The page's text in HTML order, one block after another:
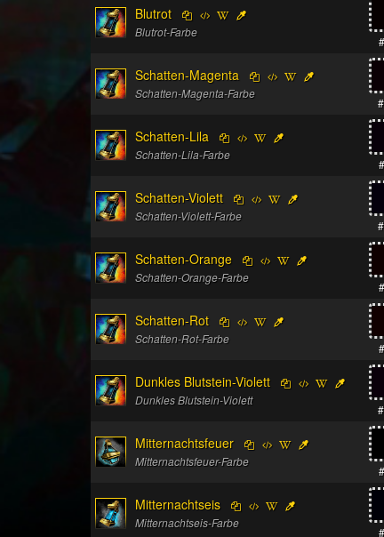
Blutrot
Blutrot-Farbe
Schatten-Magenta
Schatten-Magenta-Farbe
Schatten-Lila
Schatten-Lila-Farbe
Schatten-Violett
Schatten-Violett-Farbe
Schatten-Orange
Schatten-Orange-Farbe
Schatten-Rot
Schatten-Rot-Farbe
Dunkles Blutstein-Violett
Dunkles Blutstein-Violett
Mitternachtsfeuer
Mitternachtsfeuer-Farbe
Mitternachtseis
Mitternachtseis-Farbe